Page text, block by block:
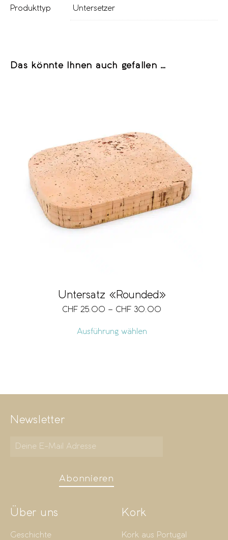
Produkttyp Untersetzer
Das könnte Ihnen auch gefallen …
Untersatz «Rounded»
CHF 25.00 – CHF 30.00
Ausführung wählen
Newsletter
Abonnieren
Über uns
Geschichte
Kork
Kork aus Portugal